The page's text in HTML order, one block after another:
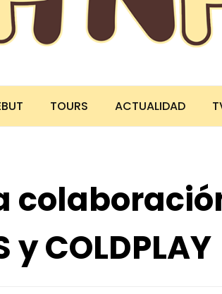
TOURS ACTUALIDAD
COLDPLAY